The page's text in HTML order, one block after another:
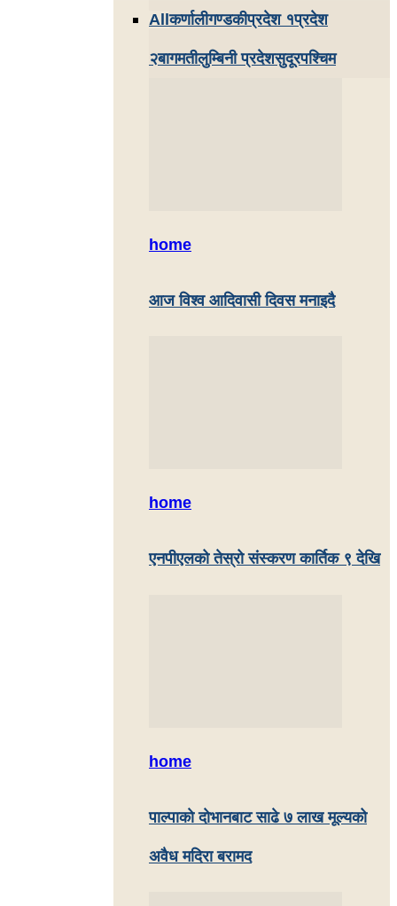
Allकर्णालीगण्डकीप्रदेश १प्रदेश
२बागमतीलुम्बिनी प्रदेशसुदूरपश्चिम
home
आज विश्व आदिवासी दिवस मनाइदै
home
एनपीएलको तेस्रो संस्करण कार्तिक ९ देखि
home
पाल्पाकाे दाेभानबाट साढे ७ लाख मूल्यको
अवैध मदिरा बरामद